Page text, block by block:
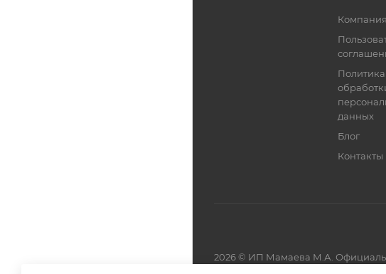
Компания
Политика
данных
Блог
Контакты
2026 © ИП Мамаева М.А.